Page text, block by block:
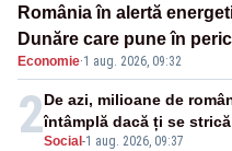
România în alertă
Dunăre care pune în
cunoscută de pe vremea
Economie·1 aug. 2026, 09:32
2Social -1 aug. 2026, 09:37
De azi, milioane de
întâmplă dacă ți se